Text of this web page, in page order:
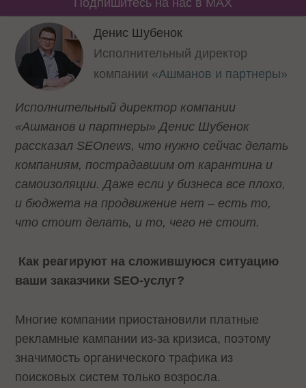
Подпишитесь на нас в MAX
Денис Шубенок
Исполнительный директор
компании «Ашманов и партнеры»
Исполнительный директор компании
«Ашманов и партнеры» Денис Шубенок
рассказал SEOnews, что нужно сейчас делать
компаниям, пострадавшим от карантина и
самоизоляции. Даже если у бизнеса все плохо,
и бюджета на продвижение нет – есть то,
что стоит делать, и то, чего не стоит.
Как реагируют на сложившуюся ситуацию
ваши заказчики SEO-услуг?
Многие компании приостановили платные
рекламные кампании из-за кризиса, поэтому
значимость органического трафика из
поисковых систем только возросла.